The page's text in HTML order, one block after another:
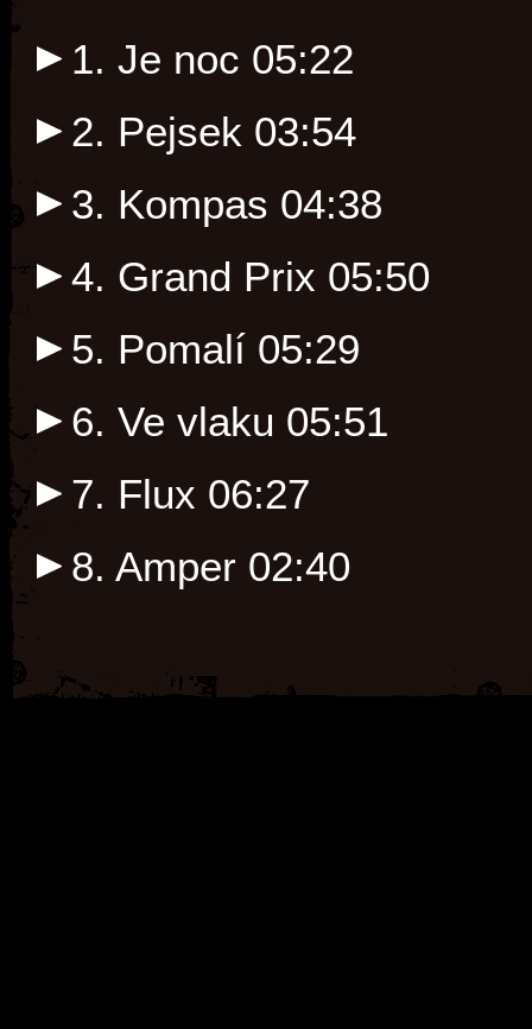
1. Je noc 05:22
2. Pejsek 03:54
3. Kompas 04:38
4. Grand Prix 05:50
5. Pomalí 05:29
6. Ve vlaku 05:51
7. Flux 06:27
8. Amper 02:40